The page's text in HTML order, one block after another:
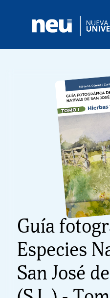
Guía
Especies
San José